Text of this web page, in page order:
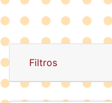
Filtros